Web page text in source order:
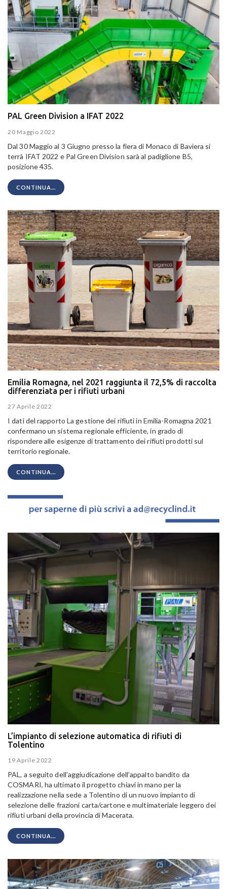
PAL Green Division a IFAT 2022
20 Maggio 2022
Dal 30 Maggio al 3 Giugno presso la fiera di Monaco di Baviera si
terrà IFAT 2022 e Pal Green Division sarà al padiglione B5,
posizione 435.
CONTINUA...
Emilia Romagna, nel 2021 raggiunta il 72,5% di raccolta
differenziata per i rifiuti urbani
27 Aprile 2022
I dati del rapporto La gestione dei rifiuti in Emilia-Romagna 2021
confermano un sistema regionale efficiente, in grado di
rispondere alle esigenze di trattamento dei rifiuti prodotti sul
territorio regionale.
CONTINUA...
L’impianto di selezione automatica di rifiuti di
Tolentino
19 Aprile 2022
PAL, a seguito dell’aggiudicazione dell’appalto bandito da
COSMARI, ha ultimato il progetto chiavi in mano per la
realizzazione nella sede a Tolentino di un nuovo impianto di
selezione delle frazioni carta/cartone e multimateriale leggero dei
rifiuti urbani della provincia di Macerata.
CONTINUA...